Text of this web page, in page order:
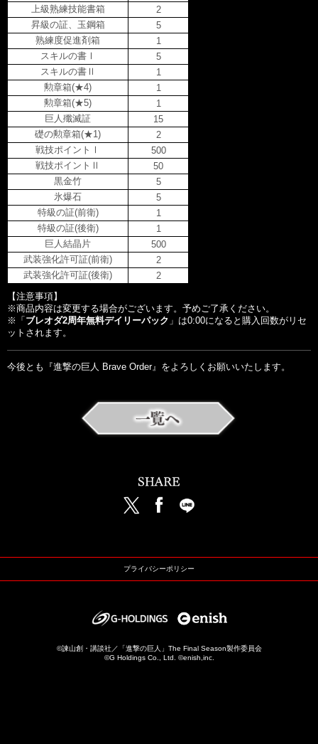
上級熟練技能書箱
2
昇級の証、玉鋼箱
5
熟練度促進剤箱
1
スキルの書Ⅰ
5
スキルの書Ⅱ
1
勲章箱(★4)
1
勲章箱(★5)
1
巨人殲滅証
15
礎の勲章箱(★1)
2
戦技ポイントⅠ
500
戦技ポイントⅡ
50
黒金竹
5
氷爆石
5
特級の証(前衛)
1
特級の証(後衛)
1
巨人結晶片
500
武装強化許可証(前衛)
2
武装強化許可証(後衛)
2
【注意事項】
※商品内容は変更する場合がございます。予めご了承ください。
※「ブレオダ2周年無料デイリーパック 」は0:00になると購入回数がリセ
ットされます。
今後とも『進撃の巨人 Brave Order』をよろしくお願いいたします。
プライバシーポリシー
©諫山創・講談社／「進撃の巨人」The Final Season製作委員会
©G Holdings Co., Ltd. ©enish,inc.